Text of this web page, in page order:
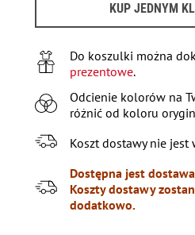
XXL
XXXL
KUP JEDNYM
Kiedy czekać na e-mail -
Do koszulki można
prezentowe.
Odcienie kolorów na
różnić od koloru
Koszt dostawy nie jest
Dostępna jest
Koszty dostawy
dodatkowo.